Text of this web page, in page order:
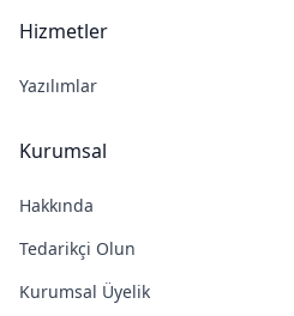
Hizmetler
Yazılımlar
Kurumsal
Hakkında
Tedarikçi Olun
Kurumsal Üyelik